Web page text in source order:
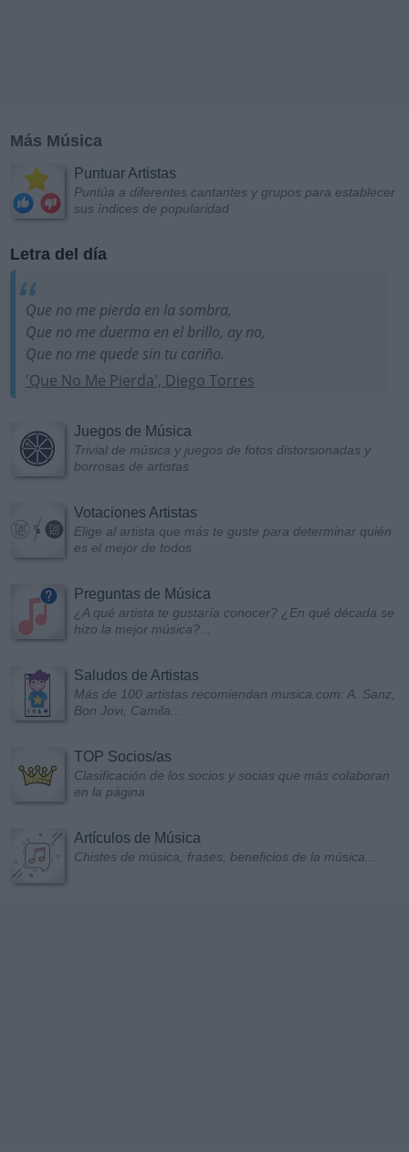
Más Música
Puntuar Artistas
Puntúa a diferentes cantantes y grupos para establecer
sus índices de popularidad
Letra del día
Que no me pierda en la sombra,
Que no me duerma en el brillo, ay no,
Que no me quede sin tu cariño.
'Que No Me Pierda', Diego Torres
Juegos de Música
Trivial de música y juegos de fotos distorsionadas y
borrosas de artistas
Votaciones Artistas
Elige al artista que más te guste para determinar quién
es el mejor de todos
Preguntas de Música
¿A qué artista te gustaría conocer? ¿En qué década se
hizo la mejor música?...
Saludos de Artistas
Más de 100 artistas recomiendan musica.com: A. Sanz,
Bon Jovi, Camila...
TOP Socios/as
Clasificación de los socios y socias que más colaboran
en la página
Artículos de Música
Chistes de música, frases, beneficios de la música...